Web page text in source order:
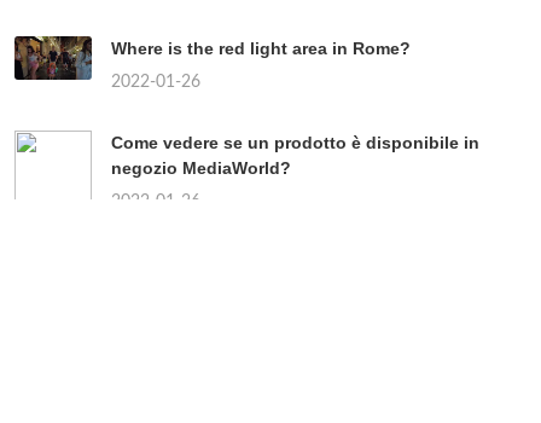
Where is the red light area in Rome?
2022-01-26
Come vedere se un prodotto è disponibile in
negozio MediaWorld?
2022-01-26